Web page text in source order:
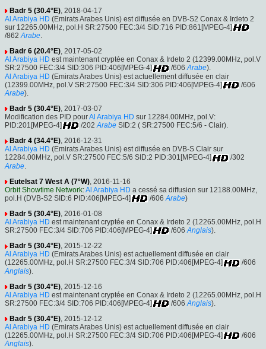
Badr 5 (30.4°E), 2018-04-17
Al Arabiya HD (Emirats Arabes Unis) est diffusée en DVB-S2 Conax & Irdeto 2
sur 12265.00MHz, pol.H SR:27500 FEC:3/4 SID:716 PID:861[MPEG-4]
/862 Arabe.
Badr 6 (20.4°E), 2017-05-02
Al Arabiya HD est maintenant cryptée en Conax & Irdeto 2 (12399.00MHz, pol.V
SR:27500 FEC:3/4 SID:306 PID:406[MPEG-4]
/606 Arabe).
Al Arabiya HD (Emirats Arabes Unis) est actuellement diffusée en clair
(12399.00MHz, pol.V SR:27500 FEC:3/4 SID:306 PID:406[MPEG-4]
/606
Arabe).
Badr 5 (30.4°E), 2017-03-07
Modification des PID pourAl Arabiya HD sur 12284.00MHz, pol.V:
PID:201[MPEG-4]
/202 Arabe SID:2 ( SR:27500 FEC:5/6 - Clair).
Badr 4 (34.4°E), 2016-12-31
Al Arabiya HD (Emirats Arabes Unis) est diffusée en DVB-S Clair sur
12284.00MHz, pol.V SR:27500 FEC:5/6 SID:2 PID:301[MPEG-4]
/302
Arabe
Eutelsat 7 West A (7°W) , 2016-11-16
Orbit Showtime Network:Al Arabiya HD a cessé sa diffusion sur 12188.00MHz,
pol.H (DVB-S2 SID:6 PID:406[MPEG-4]
/606 Arabe)
Badr 5 (30.4°E), 2016-01-08
Al Arabiya HD est maintenant cryptée en Conax & Irdeto 2 (12265.00MHz, pol.H
SR:27500 FEC:3/4 SID:706 PID:406[MPEG-4]
/606 Anglais).
Badr 5 (30.4°E), 2015-12-22
Al Arabiya HD (Emirats Arabes Unis) est actuellement diffusée en clair
(12265.00MHz, pol.H SR:27500 FEC:3/4 SID:706 PID:406[MPEG-4]
/606
Anglais).
Badr 5 (30.4°E) , 2015-12-16
Al Arabiya HD est maintenant cryptée en Conax & Irdeto 2 (12265.00MHz, pol.H
SR:27500 FEC:3/4 SID:706 PID:406[MPEG-4]
/606 Anglais).
Badr 5 (30.4°E), 2015-12-12
Al Arabiya HD (Emirats Arabes Unis) est actuellement diffusée en clair
(12265.00MHz, pol.H SR:27500 FEC:3/4 SID:706 PID:406[MPEG-4]
/606
Anglais).